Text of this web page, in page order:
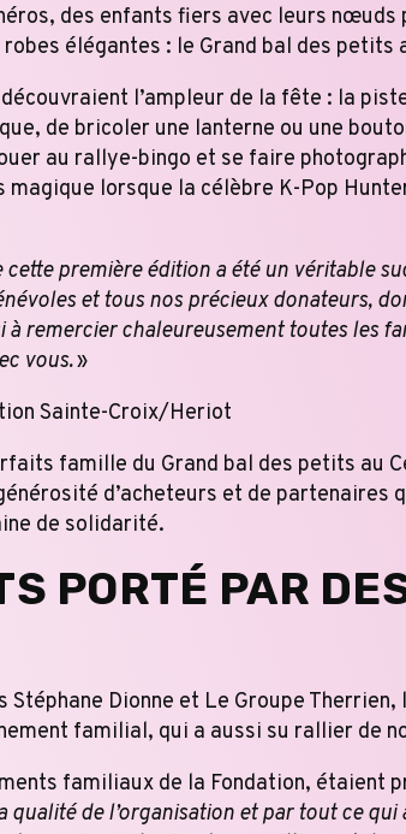
des enfants fiers avec leurs
élégantes : le Grand bal des
l’ampleur de la fête : la
de bricoler une lanterne ou une
au rallye-bingo et se faire
magique lorsque la célèbre K-Pop
première édition a été un véritable
et tous nos précieux donateurs,
à remercier chaleureusement toutes les
vous.»
Sainte-Croix/Heriot
famille du Grand bal des petits au
d’acheteurs et de partenaires
de solidarité.
PORTÉ PAR
Dionne et Le Groupe Therrien,
familial, qui a aussi su rallier de
familiaux de la Fondation, étaient
de l’organisation et par tout ce qui